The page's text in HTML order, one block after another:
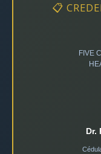
📋
FIVE
Dr.